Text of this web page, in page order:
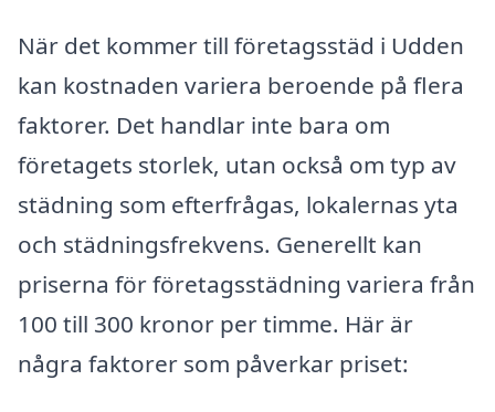
När det kommer till företagsstäd i Udden
kan kostnaden variera beroende på flera
faktorer. Det handlar inte bara om
företagets storlek, utan också om typ av
städning som efterfrågas, lokalernas yta
och städningsfrekvens. Generellt kan
priserna för företagsstädning variera från
100 till 300 kronor per timme. Här är
några faktorer som påverkar priset: